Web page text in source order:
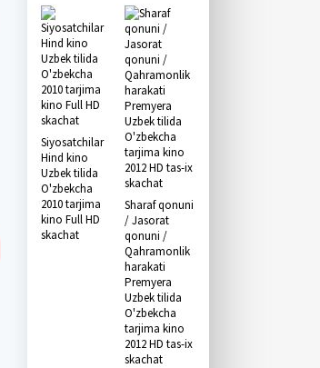
Siyosatchilar
Hind kino
Uzbek tilida
O'zbekcha
2010 tarjima
kino Full HD
skachat
Sharaf qonuni
/ Jasorat
qonuni /
Qahramonlik
harakati
Premyera
Uzbek tilida
O'zbekcha
tarjima kino
2012 HD tas-ix
skachat